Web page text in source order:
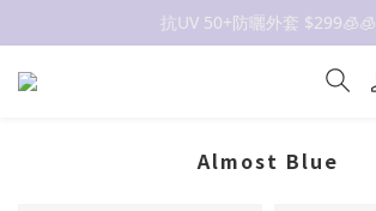
抗UV 50+防曬外套 $299🧊🧊
抗UV 50+防曬外套 $299🧊🧊
抗UV 50+防曬外套 $299🧊🧊
Almost Blue